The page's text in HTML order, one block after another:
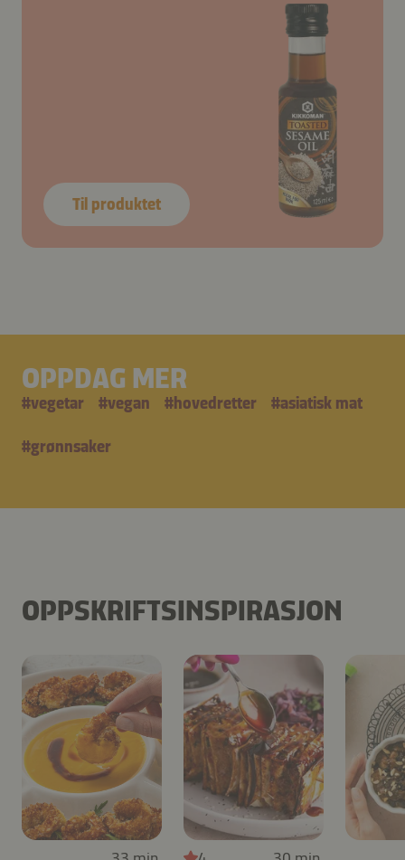
Til produktet
OPPDAG MER
#vegetar #vegan #hovedretter #asiatisk mat
#grønnsaker
OPPSKRIFTSINSPIRASJON